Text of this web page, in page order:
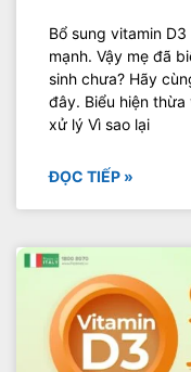
Bổ sung vitamin
mạnh. Vậy mẹ đã
sinh chưa? Hãy
đây. Biểu hiện
xử lý Vì sao lại
ĐỌC TIẾP »